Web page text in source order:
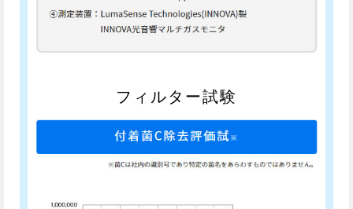
フィルター試験